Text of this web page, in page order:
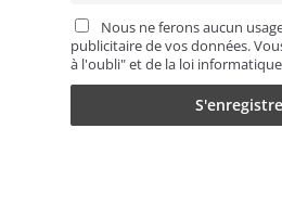
Nous ne ferons aucun
publicitaire de vos données.
à l'oubli" et de la loi